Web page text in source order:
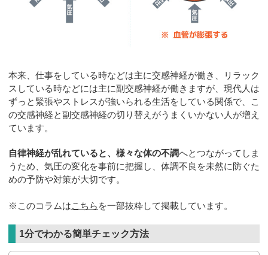
本来、仕事をしている時などは主に交感神経が働き、リラック
スしている時などには主に副交感神経が働きますが、現代人は
ずっと緊張やストレスが強いられる生活をしている関係で、こ
の交感神経と副交感神経の切り替えがうまくいかない人が増え
ています。
自律神経が乱れていると、様々な体の不調へとつながってしま
うため、気圧の変化を事前に把握し、体調不良を未然に防ぐた
めの予防や対策が大切です。
※このコラムはこちら を一部抜粋して掲載しています。
1分でわかる簡単チェック方法